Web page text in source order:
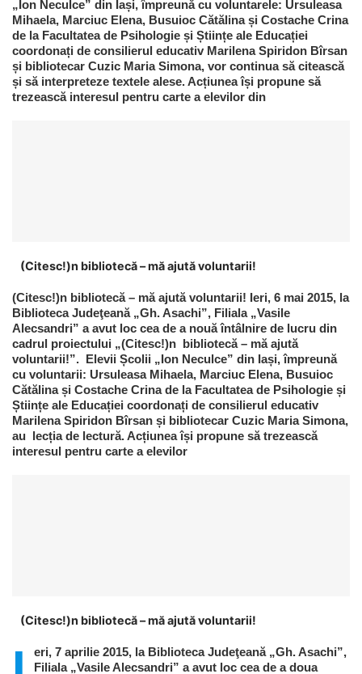
„Ion Neculce” din Iași, împreună cu voluntarele: Ursuleasa
Mihaela, Marciuc Elena, Busuioc Cătălina și Costache Crina
de la Facultatea de Psihologie și Științe ale Educației
coordonați de consilierul educativ Marilena Spiridon Bîrsan
și bibliotecar Cuzic Maria Simona, vor continua să citească
și să interpreteze textele alese. Acțiunea își propune să
trezească interesul pentru carte a elevilor din
(Citesc!)n bibliotecă – mă ajută voluntarii!
(Citesc!)n bibliotecă – mă ajută voluntarii! Ieri, 6 mai 2015, la
Biblioteca Judeţeană „Gh. Asachi”, Filiala „Vasile
Alecsandri” a avut loc cea de a nouă întâlnire de lucru din
cadrul proiectului „(Citesc!)n bibliotecă – mă ajută
voluntarii!”. Elevii Școlii „Ion Neculce” din Iași, împreună
cu voluntarii: Ursuleasa Mihaela, Marciuc Elena, Busuioc
Cătălina și Costache Crina de la Facultatea de Psihologie și
Științe ale Educației coordonați de consilierul educativ
Marilena Spiridon Bîrsan și bibliotecar Cuzic Maria Simona,
au lecția de lectură. Acțiunea își propune să trezească
interesul pentru carte a elevilor
(Citesc!)n bibliotecă – mă ajută voluntarii!
eri, 7 aprilie 2015, la Biblioteca Judeţeană „Gh. Asachi”,
Filiala „Vasile Alecsandri” a avut loc cea de a doua